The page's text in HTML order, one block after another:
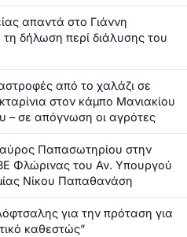
απαντά στο Γιάννη
δήλωση περί διάλυσης του
από το χαλάζι σε
στον κάμπο Μανιακίου
– σε απόγνωση οι αγρότες
Παπασωτηρίου στην
Φλώρινας του Αν. Υπουργού
Νίκου Παπαθανάση
για την πρόταση για
καθεστώς”